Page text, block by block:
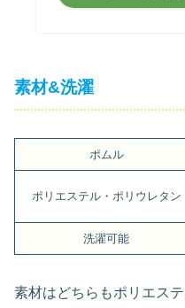
素材&洗濯
ポムル
ポリエステル・ポリウレタン
洗濯可能
素材はどちらもポリエス